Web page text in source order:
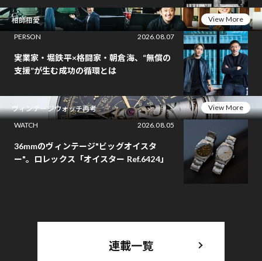
相師相愛
View More
PERSON
2026.08.07
実業家・堀鉄平×格闘家・朝倉海、“無償の
支援”が生む成功の循環とは
ヴィンテージウォッチ再考
View More
WATCH
2026.08.05
36mmのヴィンテージ"ビッグオイスタ
ー"。ロレックス「オイスター Ref.6424」
連載一覧